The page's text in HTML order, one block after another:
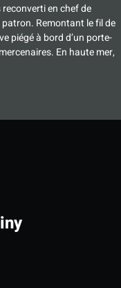
en chef de
Remontant le fil de
piégé à bord d’un porte-
En haute mer,